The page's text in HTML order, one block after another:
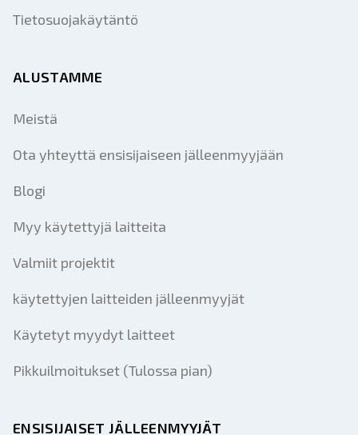
Tietosuojakäytäntö
ALUSTAMME
Meistä
Ota yhteyttä ensisijaiseen jälleenmyyjään
Blogi
Myy käytettyjä laitteita
Valmiit projektit
käytettyjen laitteiden jälleenmyyjät
Käytetyt myydyt laitteet
Pikkuilmoitukset (Tulossa pian)
ENSISIJAISET JÄLLEENMYYJÄT